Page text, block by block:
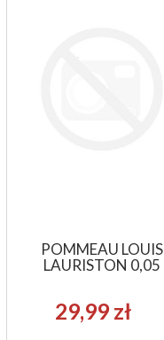
POMMEAU LOUIS
LAURISTON 0,05
29,99 zł